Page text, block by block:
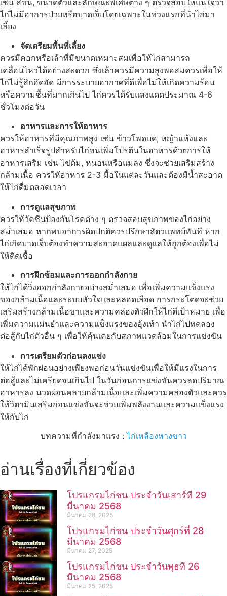
ไก่ไม่มีอาการป่วยหรือบาดเจ็บโดยเฉพาะในช่วงแรกที่นำไก่มา
เลี้ยง
จัดเตรียมพื้นที่เลี้ยง
ควรมีคอกหรือเล้าที่มีขนาดเหมาะสมเพื่อให้ไก่สามารถ
เคลื่อนไหวได้อย่างสะดวก ซึ่งเล้าควรมีความสูงพอสมควรเพื่อให้
ไก่ไม่รู้สึกอึดอัด มีการระบายอากาศที่ดีเพื่อไม่ให้เกิดความร้อน
หรือความชื้นที่มากเกินไป ไก่ควรได้รับแสงแดดประมาณ 4-6
ชั่วโมงต่อวัน
อาหารและการให้อาหาร
ควรให้อาหารที่มีคุณภาพสูง เช่น ข้าวโพดบด, หญ้าแห้งและ
อาหารสำเร็จรูปสำหรับไก่ชนเพิ่มโปรตีนในอาหารด้วยการให้
อาหารเสริม เช่น ไข่ต้ม, หนอนหรือแมลง ซึ่งจะช่วยเสริมสร้าง
กล้ามเนื้อ ควรให้อาหาร 2-3 มื้อในแต่ละวันและต้องมีน้ำสะอาด
ให้ไก่ดื่มตลอดเวลา
การดูแลสุขภาพ
ควรให้วัคซีนป้องกันโรคต่าง ๆ ตรวจสอบสุขภาพของไก่อย่าง
สม่ำเสมอ หากพบอาการผิดปกติควรปรึกษาสัตวแพทย์ทันที หาก
ไก่เกิดบาดเจ็บต้องทำความสะอาดแผลและดูแลให้ถูกต้องเพื่อไม่
ให้ติดเชื้อ
การฝึกซ้อมและการออกกำลังกาย
ให้ไก่ได้วิ่งออกกำลังกายอย่างสม่ำเสมอ เพื่อเพิ่มความแข็งแรง
ของกล้ามเนื้อและระบบหัวใจและหลอดเลือด การกระโดดจะช่วย
เสริมสร้างกล้ามเนื้อขาและความคล่องตัวฝึกให้ไก่ตีเป้าหมาย เพื่อ
เพิ่มความแม่นยำและความแข็งแรงของอุ้งเท้า นำไก่ไปทดลอง
ต่อสู้กับไก่ตัวอื่น ๆ เพื่อให้คุ้นเคยกับสภาพแวดล้อมในการแข่งขัน
การเตรียมตัวก่อนลงแข่ง
ให้ไก่ได้พักผ่อนอย่างเพียงพอก่อนวันแข่งขันเพื่อให้มีแรงในการ
ต่อสู้และไม่เครียดจนเกินไป ในวันก่อนการแข่งขันควรลดปริมาณ
อาหารลง นวดผ่อนคลายกล้ามเนื้อและเพิ่มความคล่องตัวและควร
ให้วิตามินเสริมก่อนแข่งขันจะช่วยเพิ่มพลังงานและความแข็งแรง
ให้กับไก่
บทความที่กำลังมาแรง :ไก่เหลืองหางขาว
อ่านเรื่องที่เกี่ยวข้อง
โปรแกรมไก่ชน ประจำวันเสาร์ที่ 29
มีนาคม 2568
มีนาคม 28, 2025
โปรแกรมไก่ชน ประจำวันศุกร์ที่ 28
มีนาคม 2568
มีนาคม 27, 2025
โปรแกรมไก่ชน ประจำวันพุธที่ 26
มีนาคม 2568
มีนาคม 25, 2025